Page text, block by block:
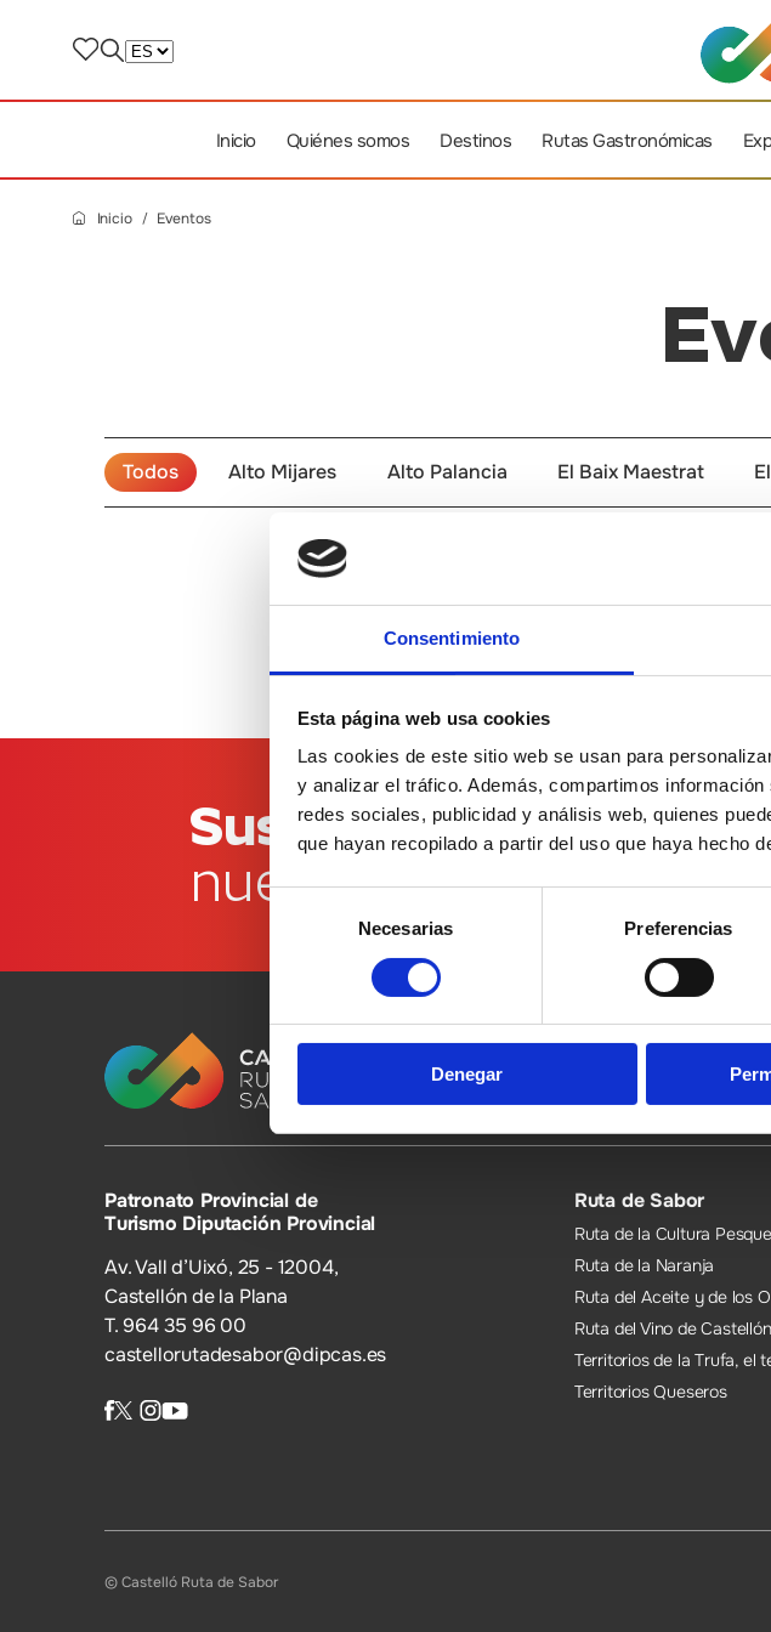
Consentimiento
Esta página web usa cookies
Las cookies de este sitio web se usan para
y analizar el tráfico. Además, compartimos
redes sociales, publicidad y análisis web, quienes
que hayan recopilado a partir del uso que haya hecho
Selección
consentimiento
Necesarias Preferencias
Denegar
Inicio Quiénes somos Destinos Rutas Gastronómicas
Inicio Eventos
Todos Alto Mijares Alto Palancia El Baix Maestrat
Suscríbete a
nuestro boletín
Patronato Provincial de
Turismo Diputación Provincial
Av. Vall d’Uixó, 25 - 12004,
Castellón de la Plana
T. 964 35 96 00
castellorutadesabor@dipcas.es
Ruta de Sabor
Ruta de la Cultura
Ruta de la Naranja
Ruta del Aceite y de los
Ruta del Vino de Castellón
Territorios de la Trufa, el
Territorios Queseros
© Castelló Ruta de Sabor